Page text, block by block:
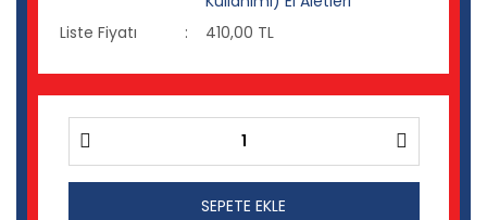
Liste Fiyatı
410,00 TL
SEPETE EKLE